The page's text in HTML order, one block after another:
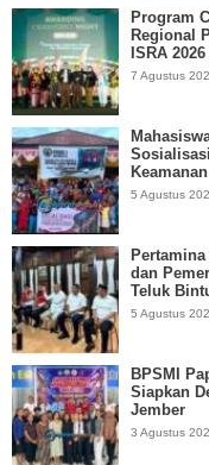
Program
Regional
ISRA 2026
7 Agustus
5 Agustus
dan
Teluk
5 Agustus
BPSMI
Siapkan
Jember
3 Agustus